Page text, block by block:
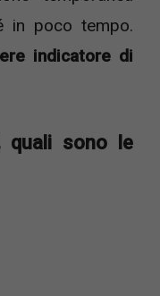
in poco tempo.
indicatore di
quali sono le